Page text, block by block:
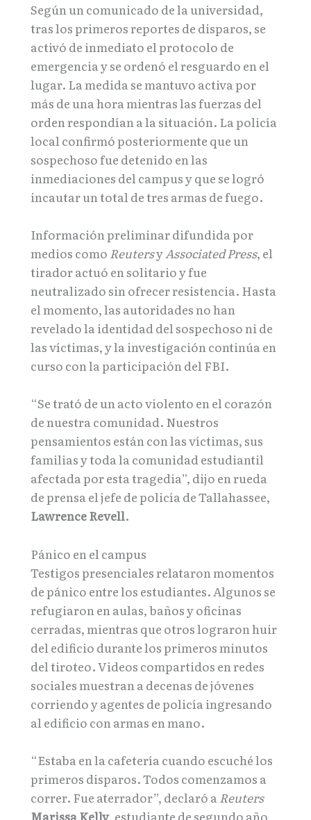
Según un comunicado de la universidad,
tras los primeros reportes de disparos, se
activó de inmediato el protocolo de
emergencia y se ordenó el resguardo en el
lugar. La medida se mantuvo activa por
más de una hora mientras las fuerzas del
orden respondían a la situación. La policía
local confirmó posteriormente que un
sospechoso fue detenido en las
inmediaciones del campus y que se logró
incautar un total de tres armas de fuego.
Información preliminar difundida por
medios como ReutersyAssociated Press, el
tirador actuó en solitario y fue
neutralizado sin ofrecer resistencia. Hasta
el momento, las autoridades no han
revelado la identidad del sospechoso ni de
las víctimas, y la investigación continúa en
curso con la participación del FBI.
“Se trató de un acto violento en el corazón
de nuestra comunidad. Nuestros
pensamientos están con las víctimas, sus
familias y toda la comunidad estudiantil
afectada por esta tragedia”, dijo en rueda
de prensa el jefe de policía de Tallahassee,
Lawrence Revell.
Pánico en el campus
Testigos presenciales relataron momentos
de pánico entre los estudiantes. Algunos se
refugiaron en aulas, baños y oficinas
cerradas, mientras que otros lograron huir
del edificio durante los primeros minutos
del tiroteo. Videos compartidos en redes
sociales muestran a decenas de jóvenes
corriendo y agentes de policía ingresando
al edificio con armas en mano.
“Estaba en la cafetería cuando escuché los
primeros disparos. Todos comenzamos a
correr. Fue aterrador”, declaró a Reuters
Marissa Kelly, estudiante de segundo año